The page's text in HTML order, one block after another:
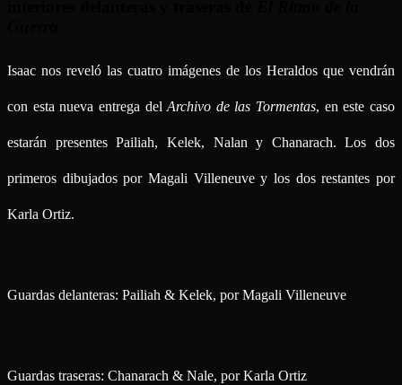
Isaac nos reveló las cuatro imágenes de los Heraldos que vendrán
con esta nueva entrega delArchivo de las Tormentas, en este caso
estarán presentes Pailiah, Kelek, Nalan y Chanarach. Los dos
primeros dibujados por Magali Villeneuve y los dos restantes por
Karla Ortiz.
Guardas delanteras: Pailiah & Kelek, por Magali Villeneuve
Guardas traseras: Chanarach & Nale, por Karla Ortiz